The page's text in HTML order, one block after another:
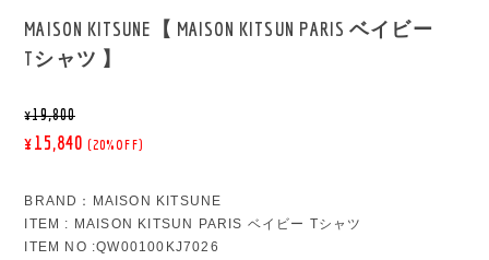
MAISON KITSUNE【 MAISON KITSUN PARIS ベイビー
Tシャツ 】
¥19,800
¥15,840 (20%OFF)
BRAND：MAISON KITSUNE
ITEM : MAISON KITSUN PARIS ベイビー Tシャツ
ITEM NO :QW00100KJ7026